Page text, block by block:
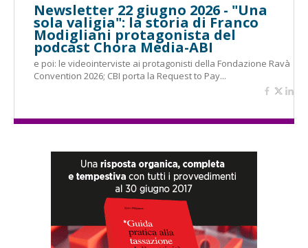
Newsletter 22 giugno 2026 - "Una
sola valigia": la storia di Franco
Modigliani protagonista del
podcast Chora Media-ABI
e poi: le videointerviste ai protagonisti della Fondazione Ravà
Convention 2026; CBI porta la Request to Pay...